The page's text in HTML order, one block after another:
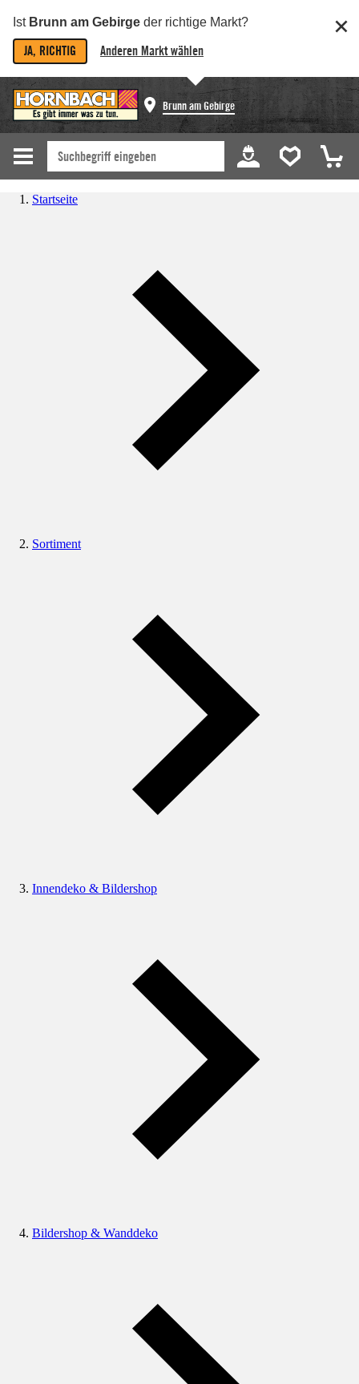
Ist Brunn am Gebirge der richtige Markt?
JA, RICHTIG Anderen Markt wählen
Brunn am Gebirge
Startseite
Sortiment
Innendeko & Bildershop
Bildershop & Wanddeko